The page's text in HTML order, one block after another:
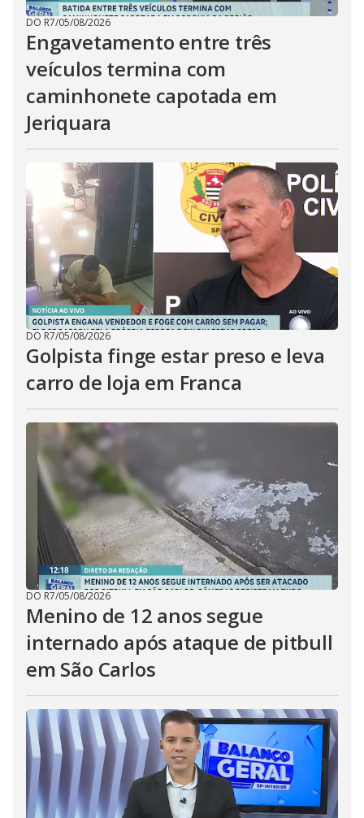
DO R7/05/08/2026
Engavetamento entre três
veículos termina com
caminhonete capotada em
Jeriquara
DO R7/05/08/2026
Golpista finge estar preso e leva
carro de loja em Franca
DO R7/05/08/2026
Menino de 12 anos segue
internado após ataque de pitbull
em São Carlos